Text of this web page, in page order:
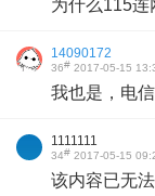
为什么115连
14090172
36# 2017-05-15
我也是，电
1111111
34# 2017-05-15
该内容已无